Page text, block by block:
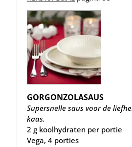
GORGONZOLASAUS
Supersnelle saus voor de
kaas.
2 g koolhydraten per portie
Vega, 4 porties